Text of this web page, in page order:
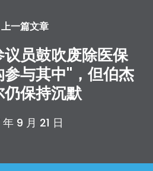
上一篇文章
员鼓吹废除医保
与其中"，但伯杰
保持沉默
9 月 21 日